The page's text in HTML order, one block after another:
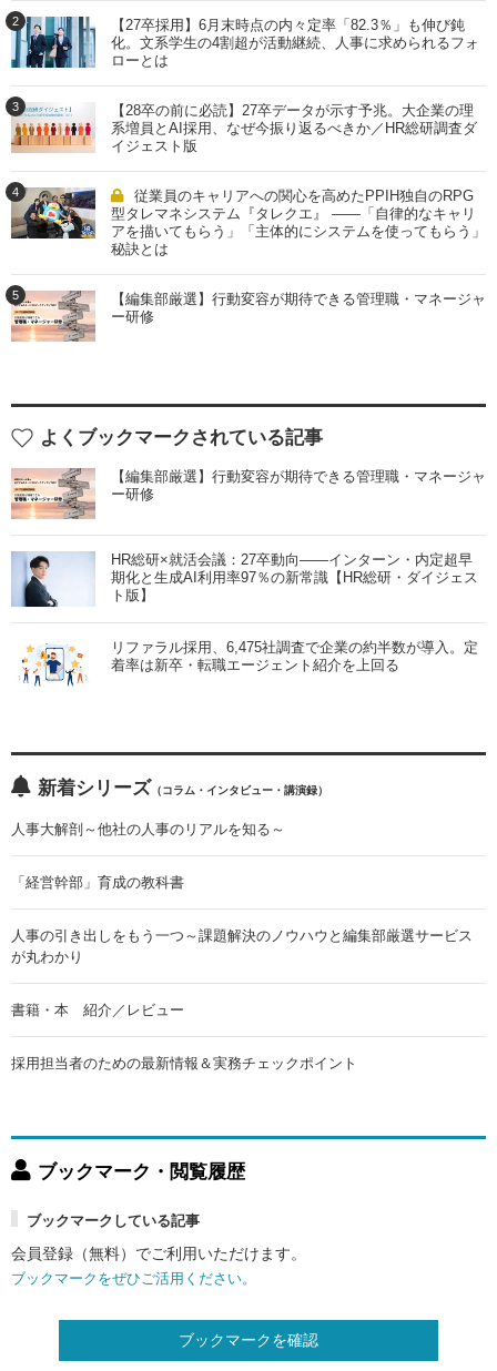
2
【27卒採用】6月末時点の内々定率「82.3％」も伸び鈍
化。文系学生の4割超が活動継続、人事に求められるフォ
ローとは
3
【28卒の前に必読】27卒データが示す予兆。大企業の理
系増員とAI採用、なぜ今振り返るべきか／HR総研調査ダ
イジェスト版
4
従業員のキャリアへの関心を高めたPPIH独自のRPG
型タレマネシステム『タレクエ』 ――「自律的なキャリ
アを描いてもらう」「主体的にシステムを使ってもらう」
秘訣とは
5
【編集部厳選】行動変容が期待できる管理職・マネージャ
ー研修
よくブックマークされている記事
【編集部厳選】行動変容が期待できる管理職・マネージャ
ー研修
HR総研×就活会議：27卒動向――インターン・内定超早
期化と生成AI利用率97％の新常識【HR総研・ダイジェス
ト版】
リファラル採用、6,475社調査で企業の約半数が導入。定
着率は新卒・転職エージェント紹介を上回る
新着シリーズ （コラム・インタビュー・講演録）
人事大解剖～他社の人事のリアルを知る～
「経営幹部」育成の教科書
人事の引き出しをもう一つ～課題解決のノウハウと編集部厳選サービス
が丸わかり
書籍・本 紹介／レビュー
採用担当者のための最新情報＆実務チェックポイント
ブックマーク・閲覧履歴
ブックマークしている記事
会員登録（無料）でご利用いただけます。
ブックマークをぜひご活用ください。
ブックマークを確認